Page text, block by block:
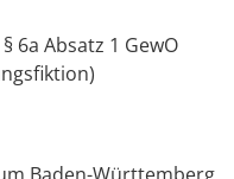
6a Absatz 1 GewO